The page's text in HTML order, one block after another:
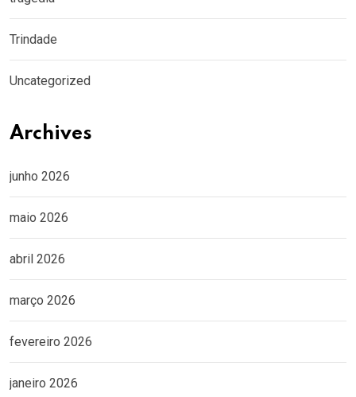
Trindade
Uncategorized
Archives
junho 2026
maio 2026
abril 2026
março 2026
fevereiro 2026
janeiro 2026